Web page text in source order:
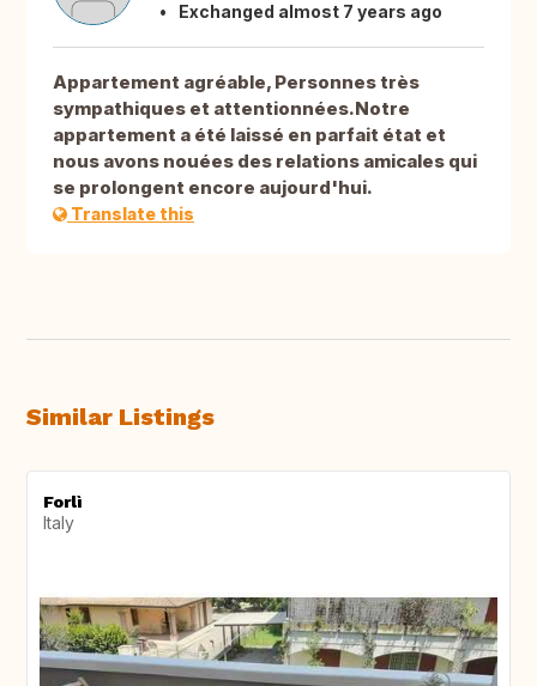
Exchanged almost 7 years ago
Appartement agréable, Personnes très
sympathiques et attentionnées.Notre
appartement a été laissé en parfait état et
nous avons nouées des relations amicales qui
se prolongent encore aujourd'hui.
Translate this
Similar Listings
Forlì
Italy